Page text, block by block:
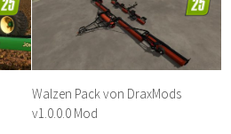
Walzen Pack von DraxMods
v1.0.0.0 Mod